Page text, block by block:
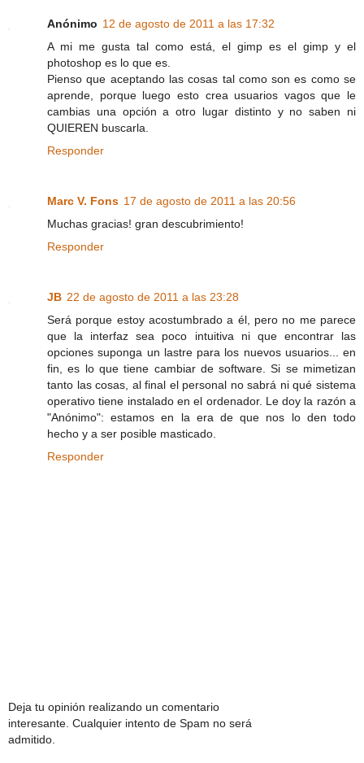
Anónimo 12 de agosto de 2011 a las 17:32
A mi me gusta tal como está, el gimp es el gimp y el
photoshop es lo que es.
Pienso que aceptando las cosas tal como son es como se
aprende, porque luego esto crea usuarios vagos que le
cambias una opción a otro lugar distinto y no saben ni
QUIEREN buscarla.
Responder
Marc V. Fons 17 de agosto de 2011 a las 20:56
Muchas gracias! gran descubrimiento!
Responder
JB 22 de agosto de 2011 a las 23:28
Será porque estoy acostumbrado a él, pero no me parece
que la interfaz sea poco intuitiva ni que encontrar las
opciones suponga un lastre para los nuevos usuarios... en
fin, es lo que tiene cambiar de software. Si se mimetizan
tanto las cosas, al final el personal no sabrá ni qué sistema
operativo tiene instalado en el ordenador. Le doy la razón a
"Anónimo": estamos en la era de que nos lo den todo
hecho y a ser posible masticado.
Responder
Deja tu opinión realizando un comentario
interesante. Cualquier intento de Spam no será
admitido.